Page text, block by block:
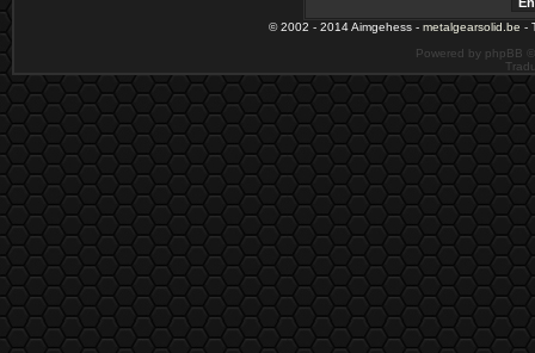
© 2002 - 2014 Aimgehess - metalgearsolid.be -
Powered by phpBB